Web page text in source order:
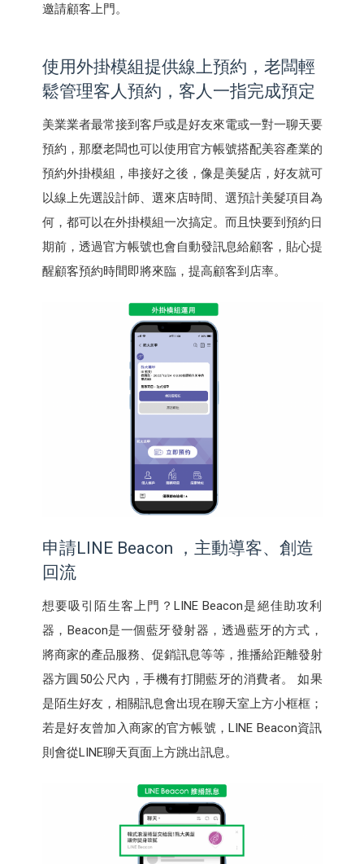
邀請顧客上門。
使用外掛模組提供線上預約，老闆輕
鬆管理客人預約，客人一指完成預定
美業業者最常接到客戶或是好友來電或一對一聊天要
預約，那麼老闆也可以使用官方帳號搭配美容產業的
預約外掛模組，串接好之後，像是美髮店，好友就可
以線上先選設計師、選來店時間、選預計美髮項目為
何，都可以在外掛模組一次搞定。而且快要到預約日
期前，透過官方帳號也會自動發訊息給顧客，貼心提
醒顧客預約時間即將來臨，提高顧客到店率。
申請LINE Beacon ，主動導客、創造
回流
想要吸引陌生客上門？LINE Beacon是絕佳助攻利
器，Beacon是一個藍牙發射器，透過藍牙的方式，
將商家的產品服務、促銷訊息等等，推播給距離發射
器方圓50公尺內，手機有打開藍牙的消費者。 如果
是陌生好友，相關訊息會出現在聊天室上方小框框；
若是好友曾加入商家的官方帳號，LINE Beacon資訊
則會從LINE聊天頁面上方跳出訊息。